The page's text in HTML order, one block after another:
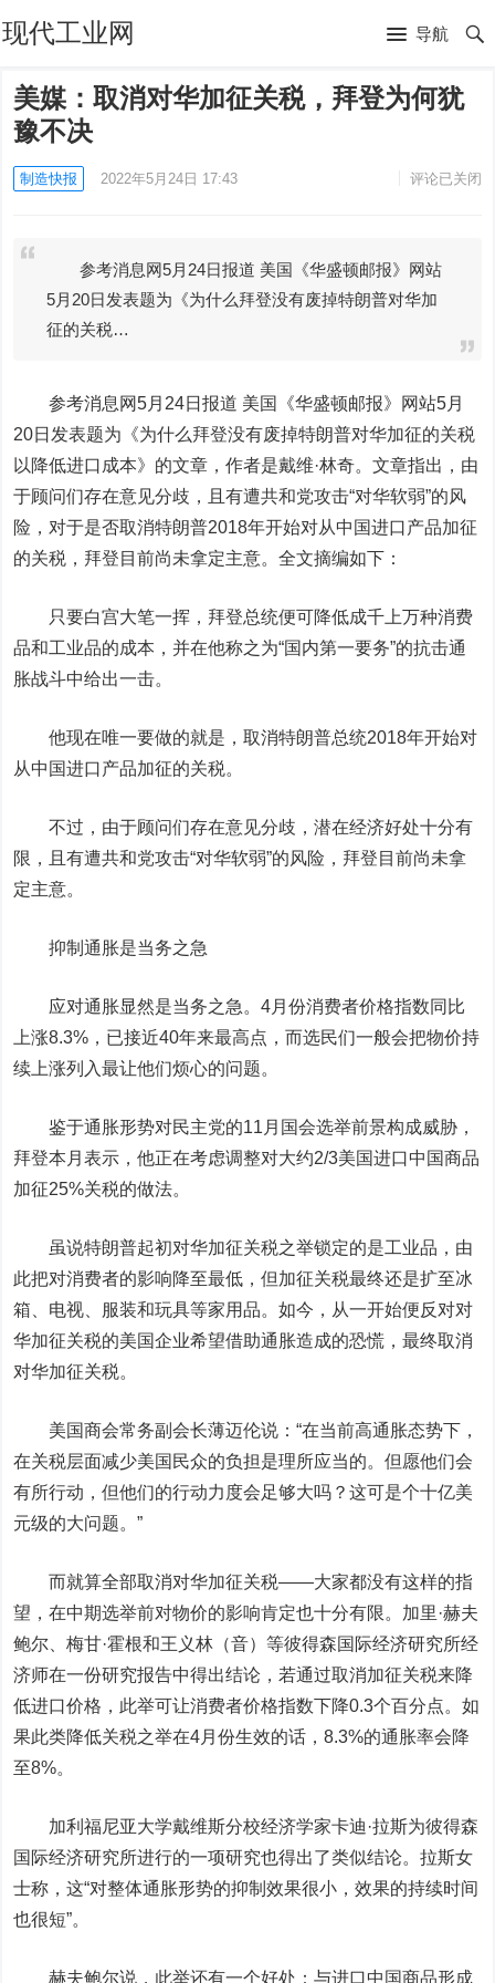
现代工业网 导航
美媒：取消对华加征关税，拜登为何犹
豫不决
制造快报 2022年5月24日 17:43 评论已关闭
参考消息网5月24日报道 美国《华盛顿邮报》网站
5月20日发表题为《为什么拜登没有废掉特朗普对华加
征的关税…
参考消息网5月24日报道 美国《华盛顿邮报》网站5月
20日发表题为《为什么拜登没有废掉特朗普对华加征的关税
以降低进口成本》的文章，作者是戴维·林奇。文章指出，由
于顾问们存在意见分歧，且有遭共和党攻击“对华软弱”的风
险，对于是否取消特朗普2018年开始对从中国进口产品加征
的关税，拜登目前尚未拿定主意。全文摘编如下：
只要白宫大笔一挥，拜登总统便可降低成千上万种消费
品和工业品的成本，并在他称之为“国内第一要务”的抗击通
胀战斗中给出一击。
他现在唯一要做的就是，取消特朗普总统2018年开始对
从中国进口产品加征的关税。
不过，由于顾问们存在意见分歧，潜在经济好处十分有
限，且有遭共和党攻击“对华软弱”的风险，拜登目前尚未拿
定主意。
抑制通胀是当务之急
应对通胀显然是当务之急。4月份消费者价格指数同比
上涨8.3%，已接近40年来最高点，而选民们一般会把物价持
续上涨列入最让他们烦心的问题。
鉴于通胀形势对民主党的11月国会选举前景构成威胁，
拜登本月表示，他正在考虑调整对大约2/3美国进口中国商品
加征25%关税的做法。
虽说特朗普起初对华加征关税之举锁定的是工业品，由
此把对消费者的影响降至最低，但加征关税最终还是扩至冰
箱、电视、服装和玩具等家用品。如今，从一开始便反对对
华加征关税的美国企业希望借助通胀造成的恐慌，最终取消
对华加征关税。
美国商会常务副会长薄迈伦说：“在当前高通 胀态势下，
在关税层面减少美国民众的负担是理所应当的。但愿他们会
有所行动，但他们的行动力度会足够大吗？这可是个十亿美
元级的大问题。”
而就算全部取消对华加征关税——大家都没有这样的指
望，在中期选举前对物价的影响肯定也十分有限。加里·赫夫
鲍尔、梅甘·霍根和王义林（音）等彼得森国际经济研究所经
济师在一份研究报告中得出结论，若通过取消加征关税来降
低进口价格，此举可让消费者价格指数下降0.3个百分点。如
果此类降低关税之举在4月份生效的话，8.3%的通胀率会降
至8%。
加利福尼亚大学戴维斯分校经济学家卡迪·拉斯为彼得森
国际经济研究所进行的一项研究也得出了类似结论。拉斯女
士称，这“对整体通胀形势的抑制效果很小，效果的持续时间
也很短”。
赫夫鲍尔说，此举还有一个好处：与进口中国商品形成